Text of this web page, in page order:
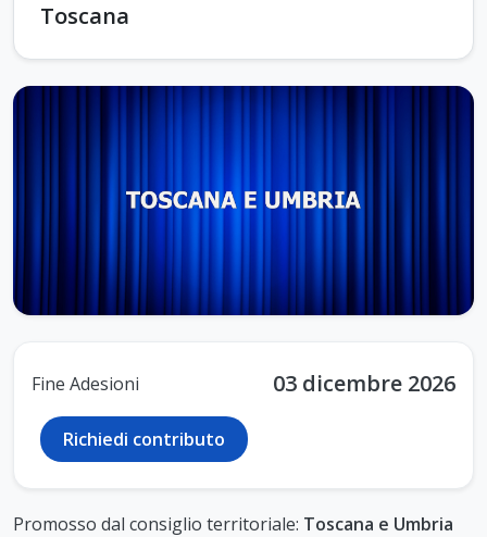
Toscana
Fine Adesioni 03 dicembre 2026
Richiedi contributo
Promosso dal consiglio territoriale: Toscana e Umbria